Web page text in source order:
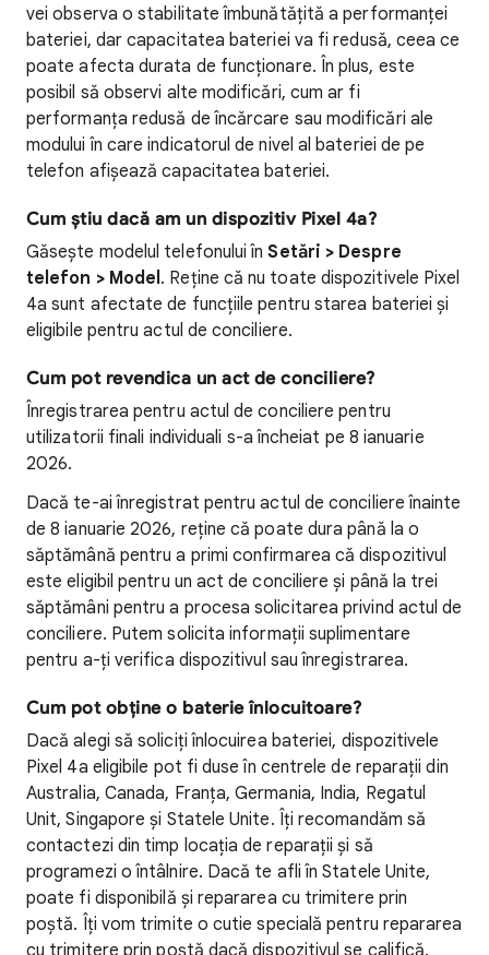
vei observa o stabilitate îmbunătățită a performanței
bateriei, dar capacitatea bateriei va fi redusă, ceea ce
poate afecta durata de funcționare. În plus, este
posibil să observi alte modificări, cum ar fi
performanța redusă de încărcare sau modificări ale
modului în care indicatorul de nivel al bateriei de pe
telefon afișează capacitatea bateriei.
Cum știu dacă am un dispozitiv Pixel 4a?
Găsește modelul telefonului înSetări > Despre
telefon > Model. Reține că nu toate dispozitivele Pixel
4a sunt afectate de funcțiile pentru starea bateriei și
eligibile pentru actul de conciliere.
Cum pot revendica un act de conciliere?
Înregistrarea pentru actul de conciliere pentru
utilizatorii finali individuali s-a încheiat pe 8 ianuarie
2026.
Dacă te-ai înregistrat pentru actul de conciliere înainte
de 8 ianuarie 2026, reține că poate dura până la o
săptămână pentru a primi confirmarea că dispozitivul
este eligibil pentru un act de conciliere și până la trei
săptămâni pentru a procesa solicitarea privind actul de
conciliere. Putem solicita informații suplimentare
pentru a-ți verifica dispozitivul sau înregistrarea.
Cum pot obține o baterie înlocuitoare?
Dacă alegi să soliciți înlocuirea bateriei, dispozitivele
Pixel 4a eligibile pot fi duse în centrele de reparații din
Australia, Canada, Franța, Germania, India, Regatul
Unit, Singapore și Statele Unite. Îți recomandăm să
contactezi din timp locația de reparații și să
programezi o întâlnire. Dacă te afli în Statele Unite,
poate fi disponibilă și repararea cu trimitere prin
poștă. Îți vom trimite o cutie specială pentru repararea
cu trimitere prin poștă dacă dispozitivul se califică.